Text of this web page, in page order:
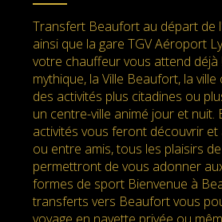
Transfert Beaufort au départ de
ainsi que la gare TGV Aéroport
votre chauffeur vous attend déjà
mythique, la Ville Beaufort, la
des activités plus citadines ou
un centre-ville animé jour et nuit.
activités vous feront découvrir et
ou entre amis, tous les plaisirs
permettront de vous adonner
formes de sport Bienvenue à
transferts vers Beaufort vous